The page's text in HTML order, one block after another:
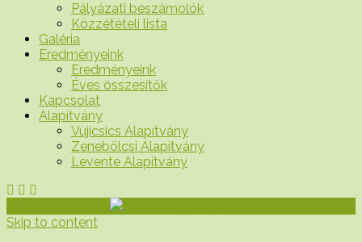
Pályázati beszámolók
Közzétételi lista
Galéria
Eredményeink
Eredményeink
Éves összesítők
Kapcsolat
Alapítvány
Vujicsics Alapítvány
Zenebölcsi Alapítvány
Levente Alapítvány
Skip to content